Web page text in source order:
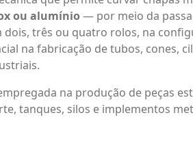
que permite curvar chapas
ou alumínio— por meio da
três ou quatro rolos, na
na fabricação de tubos, cones,